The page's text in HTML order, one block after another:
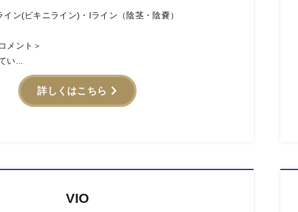
ン(ビキニライン)・Iライン（陰茎・陰嚢）
メント＞
い...
詳しくはこちら
VIO